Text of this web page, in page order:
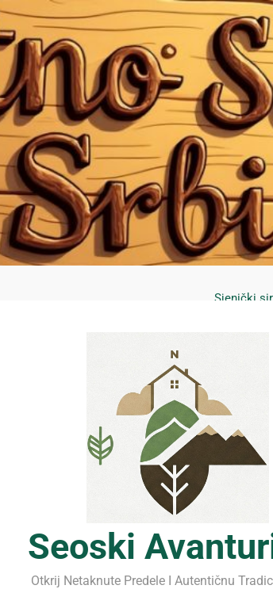
Jahorina
Sjenički
Jahorina
Sjenički sir
Planina
Seoski
Otkrij Netaknute Predele I Autentičnu